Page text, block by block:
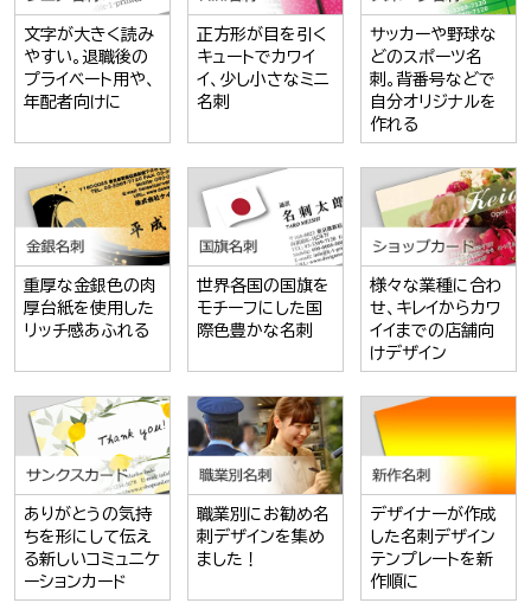
文字が大きく読み
やすい。退職後の
プライベート用や、
年配者向けに
正方形が目を引く
キュートでカワイ
イ、少し小さなミニ
名刺
サッカーや野球な
どのスポーツ名
刺。背番号などで
自分オリジナルを
作れる
重厚な金銀色の肉
厚台紙を使用した
リッチ感あふれる
世界各国の国旗を
モチーフにした国
際色豊かな名刺
様々な業種に合わ
せ、キレイからカワ
イイまでの店舗向
けデザイン
ありがとうの気持
ちを形にして伝え
る新しいコミュニケ
ーションカード
職業別にお勧め名
刺デザインを集め
ました！
デザイナーが作成
した名刺デザイン
テンプレートを新
作順に